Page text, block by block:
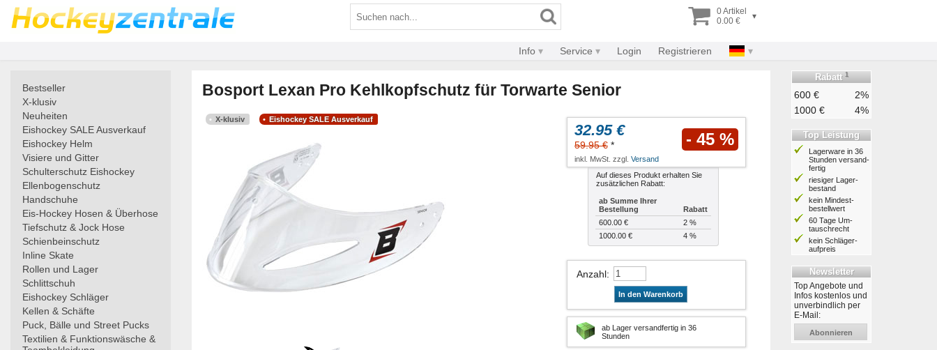
0 Artikel
0.00 €
▾
Info Service Login Registrieren
Bestseller
X-klusiv
Neuheiten
Eishockey SALE Ausverkauf
Eishockey Helm
Visiere und Gitter
Schulterschutz Eishockey
Ellenbogenschutz
Handschuhe
Eis-Hockey Hosen & Überhose
Tiefschutz & Jock Hose
Schienbeinschutz
Inline Skate
Rollen und Lager
Schlittschuh
Eishockey Schläger
Kellen & Schäfte
Puck, Bälle und Street Pucks
Textilien & Funktionswäsche &
Bosport Lexan Pro Kehlkopfschutz für Torwarte Senior
X-klusiv Eishockey SALE Ausverkauf
32.95 €
59.95 € * - 45 %
inkl. MwSt. zzgl. Versand
Auf dieses Produkt erhalten Sie
zusätzlichen Rabatt:
ab Summe Ihrer
Bestellung
Rabatt
600.00 €
2 %
1000.00 €
4 %
Anzahl:
In den Warenkorb
ab Lager versandfertig in 36
Stunden
Rabatt 1
600 €
2%
1000 €
4%
Top Leistung
Lagerware in 36
Stunden ver­sand­
fertig
riesiger Lager­
bestand
kein Mindest­
bestell­wert
60 Tage Um­
tausch­recht
kein Schläger­
aufpreis
Newsletter
Top Angebote und
Infos kostenlos und
unverbindlich per
E-Mail:
Abonnieren